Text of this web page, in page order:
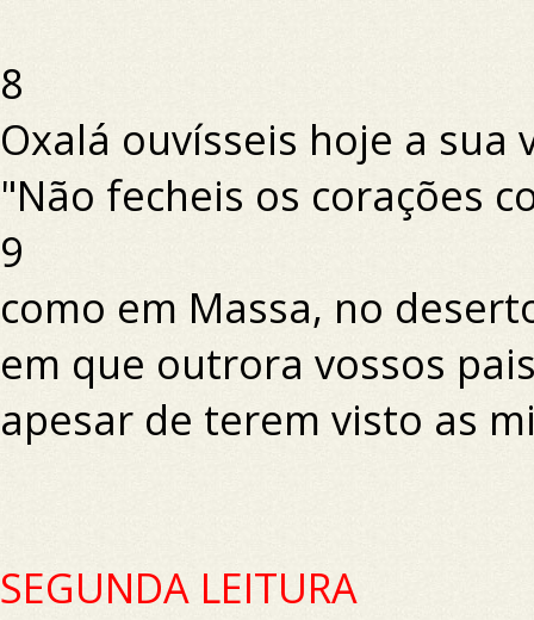
8
Oxalá ouvísseis hoje a sua
"Não fecheis os corações
9
como em Massa, no
em que outrora vossos
apesar de terem visto as
SEGUNDA LEITURA